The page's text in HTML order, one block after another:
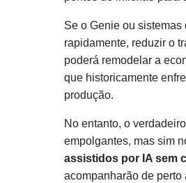
Se o Genie ou
rapidamente, reduzir o
poderá remodelar a
que historicamente
produção.
No entanto, o
empolgantes, mas sim
assistidos por IA sem
acompanharão de